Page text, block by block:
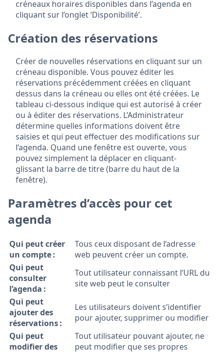
créneaux horaires disponibles dans l’agenda en
cliquant sur l’onglet ‘Disponibilité’.
Création des réservations
Créer de nouvelles réservations en cliquant sur un
créneau disponible. Vous pouvez éditer les
réservations précédemment créées en cliquant
dessus dans la créneau ou elles ont été créées. Le
tableau ci-dessous indique qui est autorisé à créer
ou à éditer des réservations. L’Administrateur
détermine quelles informations doivent être
saisies et qui peut effectuer des modifications sur
l’agenda. Quand une fenêtre est ouverte, vous
pouvez simplement la déplacer en cliquant-
glissant la barre de titre (barre du haut de la
fenêtre).
Paramètres d’accès pour cet
agenda
Qui peut créer
un compte :
Tous ceux disposant de l’adresse
web peuvent créer un compte.
Qui peut
consulter
l’agenda :
Tout utilisateur connaissant l’URL du
site web peut le consulter
Qui peut
ajouter des
réservations :
Les utilisateurs doivent s’identifier
pour ajouter, supprimer ou modifier
Qui peut
modifier des
Tout utilisateur pouvant ajouter, ne
peut modifier que ses propres